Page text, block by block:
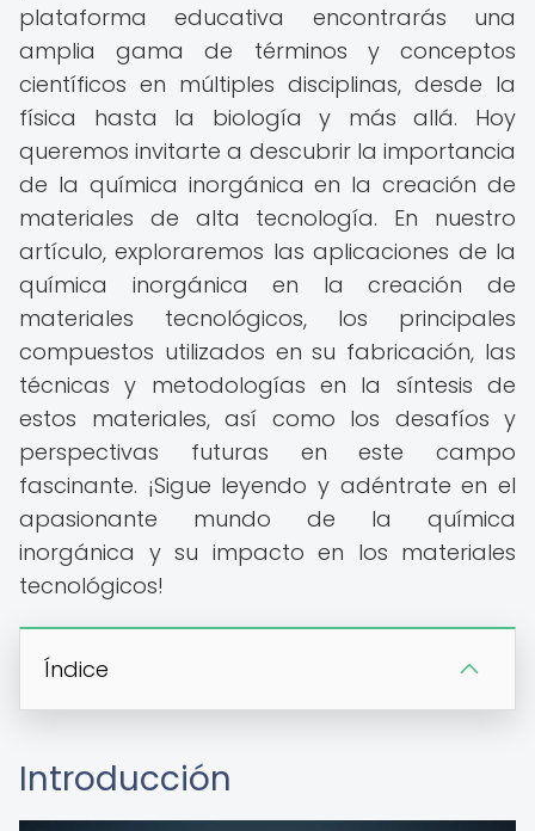
plataforma educativa encontrarás una
amplia gama de términos y conceptos
científicos en múltiples disciplinas, desde la
física hasta la biología y más allá. Hoy
queremos invitarte a descubrir la importancia
de la química inorgánica en la creación de
materiales de alta tecnología. En nuestro
artículo, exploraremos las aplicaciones de la
química inorgánica en la creación de
materiales tecnológicos, los principales
compuestos utilizados en su fabricación, las
técnicas y metodologías en la síntesis de
estos materiales, así como los desafíos y
perspectivas futuras en este campo
fascinante. ¡Sigue leyendo y adéntrate en el
apasionante mundo de la química
inorgánica y su impacto en los materiales
tecnológicos!
Índice
Introducción